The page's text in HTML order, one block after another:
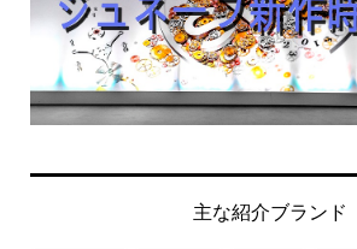
主な紹介ブランド